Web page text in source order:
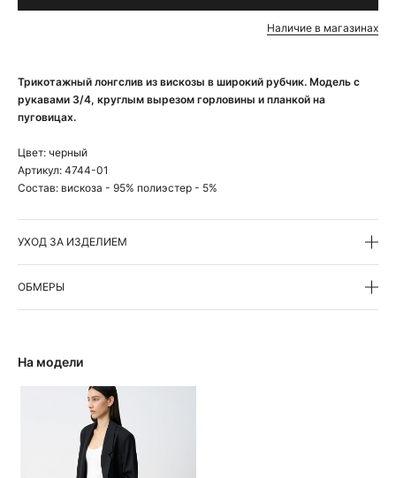
Трикотажный лонгслив из вискозы в широкий рубчик. Модель с
рукавами 3/4, круглым вырезом горловины и планкой на
пуговицах.
Цвет: черный
Артикул: 4744-01
Состав: вискоза - 95% полиэстер - 5%
УХОД ЗА ИЗДЕЛИЕМ
ОБМЕРЫ
Наличие в магазинах
На модели